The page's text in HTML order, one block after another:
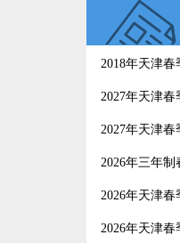
2018年天津
2027年天津
章
2027年天津
生）招生简章
2026年三年制
生）招生简章
2026年天津
章
2026年天津